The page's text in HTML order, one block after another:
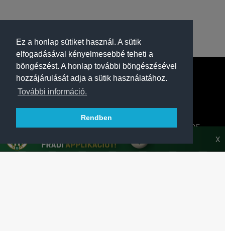
Ez a honlap sütiket használ. A sütik
elfogadásával kényelmesebbé teheti a
böngészést. A honlap további böngészésével
hozzájárulását adja a sütik használatához.
További információ.
Rendben
A FERENCVÁROSI TORNA CLUB HIVATALOS
X